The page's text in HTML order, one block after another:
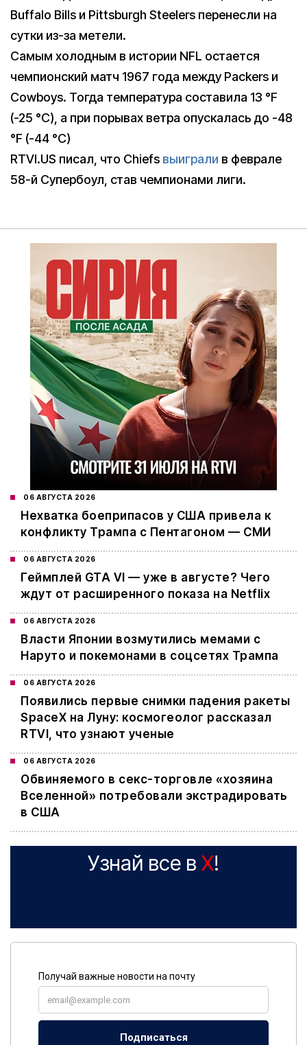
Buffalo Bills и Pittsburgh Steelers перенесли на
сутки из-за метели.
Самым холодным в истории NFL остается
чемпионский матч 1967 года между Packers и
Cowboys. Тогда температура составила 13 °F
(-25 °C), а при порывах ветра опускалась до -48
°F (-44 °C)
RTVI.US писал, что Chiefs выиграли в феврале
58-й Супербоул, став чемпионами лиги.
06 АВГУСТА 2026
Нехватка боеприпасов у США привела к
конфликту Трампа с Пентагоном — СМИ
06 АВГУСТА 2026
Геймплей GTA VI — уже в августе? Чего
ждут от расширенного показа на Netflix
06 АВГУСТА 2026
Власти Японии возмутились мемами с
Наруто и покемонами в соцсетях Трампа
06 АВГУСТА 2026
Появились первые снимки падения ракеты
SpaceX на Луну: космогеолог рассказал
RTVI, что узнают ученые
06 АВГУСТА 2026
Обвиняемого в секс-торговле «хозяина
Вселенной» потребовали экстрадировать
в США
Узнай все в X!